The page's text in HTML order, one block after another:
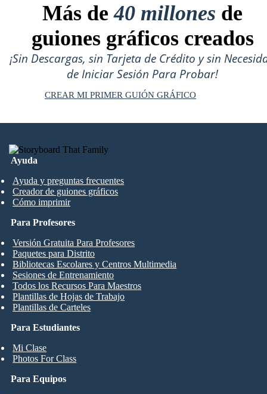
Más de40 millones de
guiones gráficos creados
¡Sin Descargas, sin Tarjeta de Crédito y sin
de Iniciar Sesión Para Probar!
CREAR MI PRIMER GUIÓN GRÁFICO
Ayuda
Ayuda y preguntas frecuentes
Creador de guiones gráficos
Cómo imprimir
Para Estudiantes
Mi Clase
Photos For Class
Para Profesores
Versión Gratuita Para Profesores
Paquetes para Distrito
Bibliotecas Escolares y Centros Multimedia
Sesiones de Entrenamiento
Todos los Recursos Para Maestros
Plantillas de Hojas de Trabajo
Plantillas de Carteles
Para Equipos